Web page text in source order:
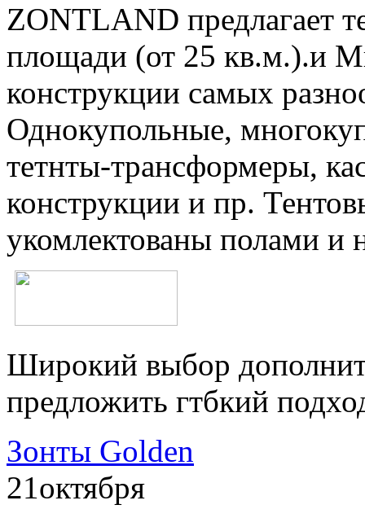
ZONTLAND предлагает
площади (от 25 кв.м.).и
конструкции самых
Однокупольные,
тетнты-трансформеры,
конструкции и пр.
укомлектованы полами и
Широкий выбор
предложить гтбкий
Зонты Golden
21октября